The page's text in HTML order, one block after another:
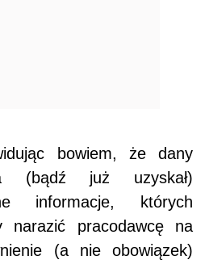
bowiem, że dany
(bądź już uzyskał)
informacje, których
narazić pracodawcę na
(a nie obowiązek)